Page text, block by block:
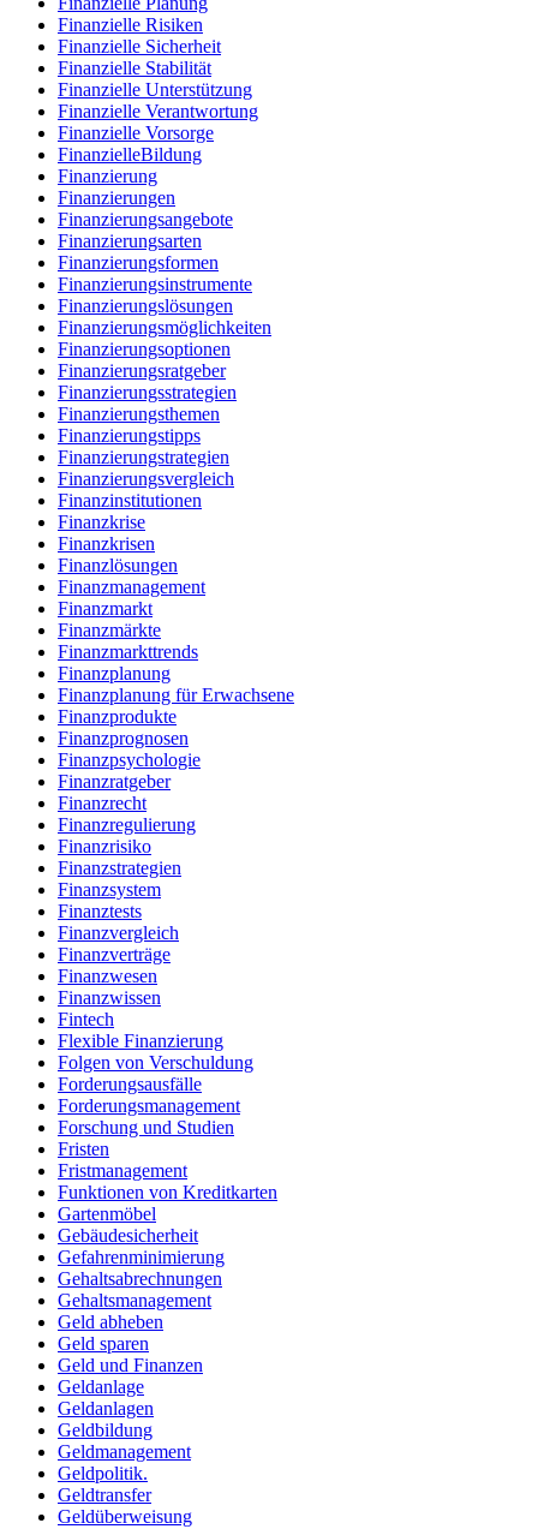
Finanzielle Risiken
Finanzielle Sicherheit
Finanzielle Stabilität
Finanzielle Unterstützung
Finanzielle Verantwortung
Finanzielle Vorsorge
FinanzielleBildung
Finanzierung
Finanzierungen
Finanzierungsangebote
Finanzierungsarten
Finanzierungsformen
Finanzierungsinstrumente
Finanzierungslösungen
Finanzierungsmöglichkeiten
Finanzierungsoptionen
Finanzierungsratgeber
Finanzierungsstrategien
Finanzierungsthemen
Finanzierungstipps
Finanzierungstrategien
Finanzierungsvergleich
Finanzinstitutionen
Finanzkrise
Finanzkrisen
Finanzlösungen
Finanzmanagement
Finanzmarkt
Finanzmärkte
Finanzmarkttrends
Finanzplanung
Finanzplanung für Erwachsene
Finanzprodukte
Finanzprognosen
Finanzpsychologie
Finanzratgeber
Finanzrecht
Finanzregulierung
Finanzrisiko
Finanzstrategien
Finanzsystem
Finanztests
Finanzvergleich
Finanzverträge
Finanzwesen
Finanzwissen
Fintech
Flexible Finanzierung
Folgen von Verschuldung
Forderungsausfälle
Forderungsmanagement
Forschung und Studien
Fristen
Fristmanagement
Funktionen von Kreditkarten
Gartenmöbel
Gebäudesicherheit
Gefahrenminimierung
Gehaltsabrechnungen
Gehaltsmanagement
Geld abheben
Geld sparen
Geld und Finanzen
Geldanlage
Geldanlagen
Geldbildung
Geldmanagement
Geldpolitik.
Geldtransfer
Geldüberweisung